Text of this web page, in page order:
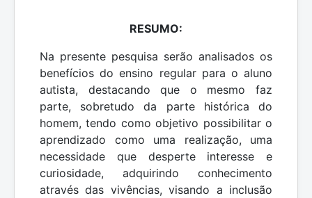
RESUMO:
Na presente pesquisa serão analisados os
benefícios do ensino regular para o aluno
autista, destacando que o mesmo faz
parte, sobretudo da parte histórica do
homem, tendo como objetivo possibilitar o
aprendizado como uma realização, uma
necessidade que desperte interesse e
curiosidade, adquirindo conhecimento
através das vivências, visando a inclusão